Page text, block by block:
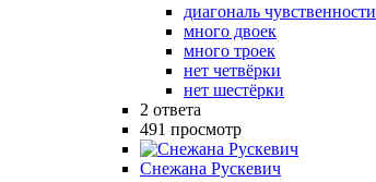
диагональ чувственности
много двоек
много троек
нет четвёрки
нет шестёрки
2 ответа
491 просмотр
Снежана Рускевич